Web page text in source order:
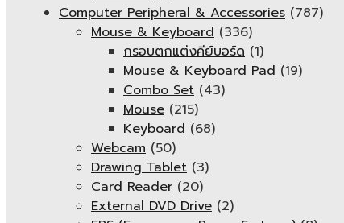
Computer Peripheral & Accessories (787)
Mouse & Keyboard (336)
กรอบตกแต่งคีย์บอร์ด (1)
Mouse & Keyboard Pad (19)
Combo Set (43)
Mouse (215)
Keyboard (68)
Webcam (50)
Drawing Tablet (3)
Card Reader (20)
External DVD Drive (2)